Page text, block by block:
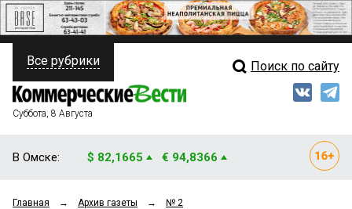
ПОЛИТИКА
ФИНАНСЫ
Свежий выпуск
Все рубрики Поиск по сайту
Суббота, 8 Августа
В Омске: $ 82,1665 € 94,8366
Главная → Архив газеты → № 2